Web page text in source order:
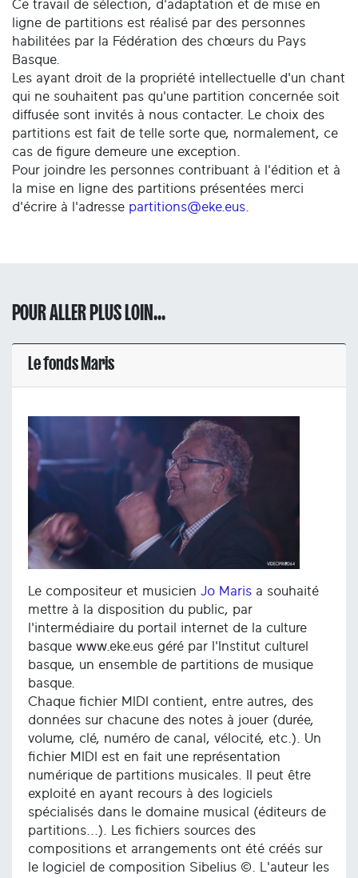
Ce travail de sélection, d'adaptation et de mise en
ligne de partitions est réalisé par des personnes
habilitées par la Fédération des chœurs du Pays
Basque.
Les ayant droit de la propriété intellectuelle d'un chant
qui ne souhaitent pas qu'une partition concernée soit
diffusée sont invités à nous contacter. Le choix des
partitions est fait de telle sorte que, normalement, ce
cas de figure demeure une exception.
Pour joindre les personnes contribuant à l'édition et à
la mise en ligne des partitions présentées merci
d'écrire à l'adresse partitions@eke.eus
POUR ALLER PLUS LOIN...
Le fonds Maris
Le compositeur et musicien Jo Maris a souhaité
mettre à la disposition du public, par
l'intermédiaire du portail internet de la culture
basque www.eke.eus géré par l'Institut culturel
basque, un ensemble de partitions de musique
basque.
Chaque fichier MIDI contient, entre autres, des
données sur chacune des notes à jouer (durée,
volume, clé, numéro de canal, vélocité, etc.). Un
fichier MIDI est en fait une représentation
numérique de partitions musicales. Il peut être
exploité en ayant recours à des logiciels
spécialisés dans le domaine musical (éditeurs de
partitions...). Les fichiers sources des
compositions et arrangements ont été créés sur
le logiciel de composition Sibelius ©. L'auteur les